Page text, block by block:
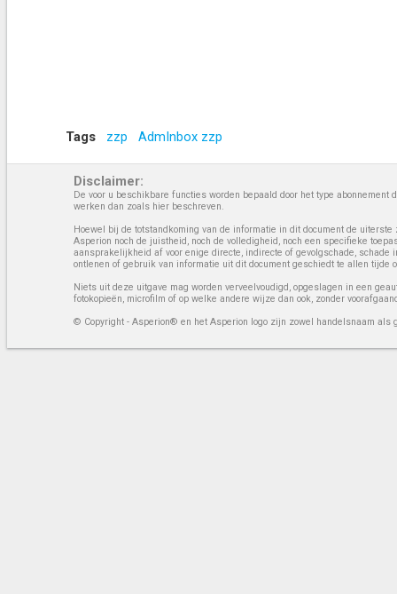
Tags zzp AdmInbox zzp
Disclaimer:
De voor u beschikbare functies worden bepaald door het type
werken dan zoals hier beschreven.
Hoewel bij de totstandkoming van de informatie in dit document de
Asperion noch de juistheid, noch de volledigheid, noch een specifieke
aansprakelijkheid af voor enige directe, indirecte of gevolgschade,
ontlenen of gebruik van informatie uit dit document geschiedt te allen tijde
Niets uit deze uitgave mag worden verveelvoudigd, opgeslagen in een
fotokopieën, microfilm of op welke andere wijze dan ook, zonder
© Copyright - Asperion® en het Asperion logo zijn zowel handelsnaam als